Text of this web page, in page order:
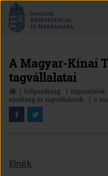
Magyar
Kereskedelmi
és
A Magyar-Kínai
tagvállalatai
külgazdaság tagozataink
elnökség és tagvállalatok
a
Elnök